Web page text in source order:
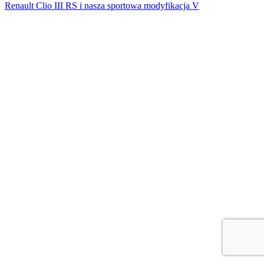
Renault Clio III RS i nasza sportowa modyfikacja V